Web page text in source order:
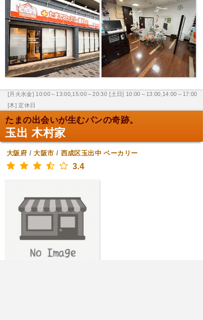
[月火水金] 10:00～13:00,15:00～20:30 [土日] 10:00～13:00,14:00～17:00
[木] 定休日
たまの出会いが生むパンの奇跡。
玉出 木村家
大阪府 /大阪市 / 西成区玉出中 ベーカリー
3.4